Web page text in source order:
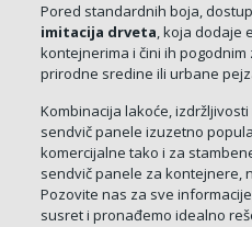
Pored standardnih boja,
imitacija drveta, koja dodaje
kontejnerima i čini ih
prirodne sredine ili urbane
Kombinacija lakoće,
sendvič panele izuzetno
komercijalne tako i za
sendvič panele za kontejnere,
Pozovite nas za sve
susret i pronađemo idealno